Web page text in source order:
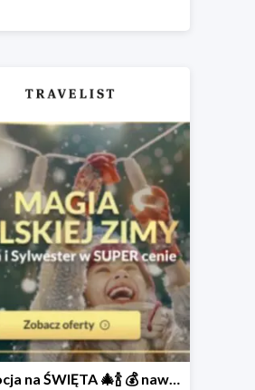
Promocja na ŚWIĘTA 🎄🍾 💰 nawet do -57%